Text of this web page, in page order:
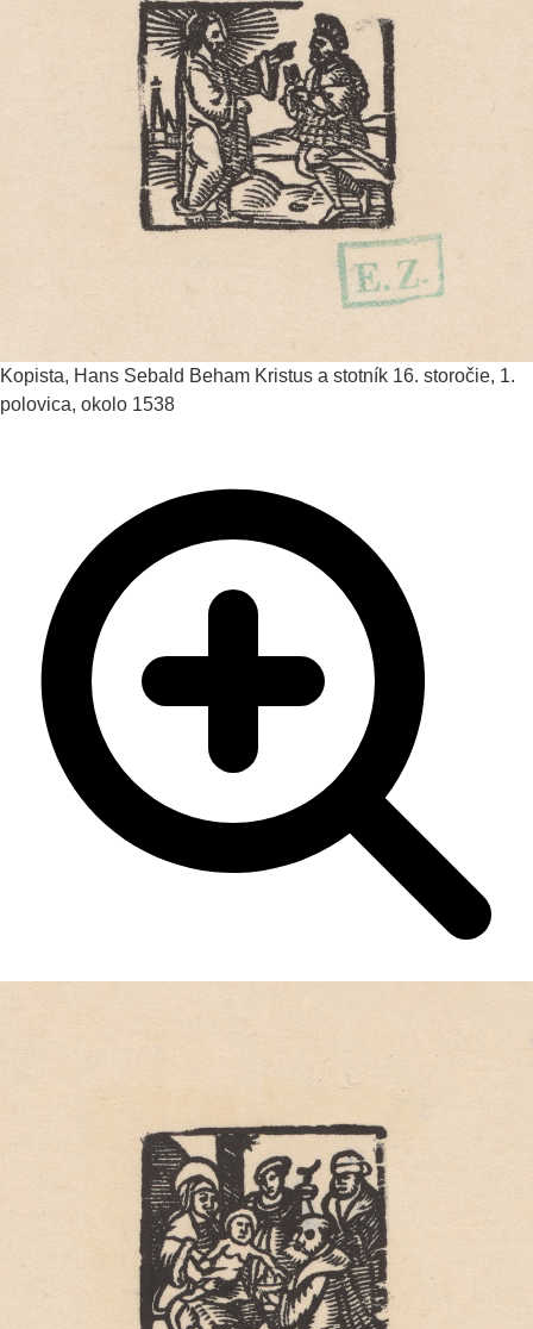
Kopista, Hans Sebald Beham Kristus a stotník 16. storočie, 1.
polovica, okolo 1538